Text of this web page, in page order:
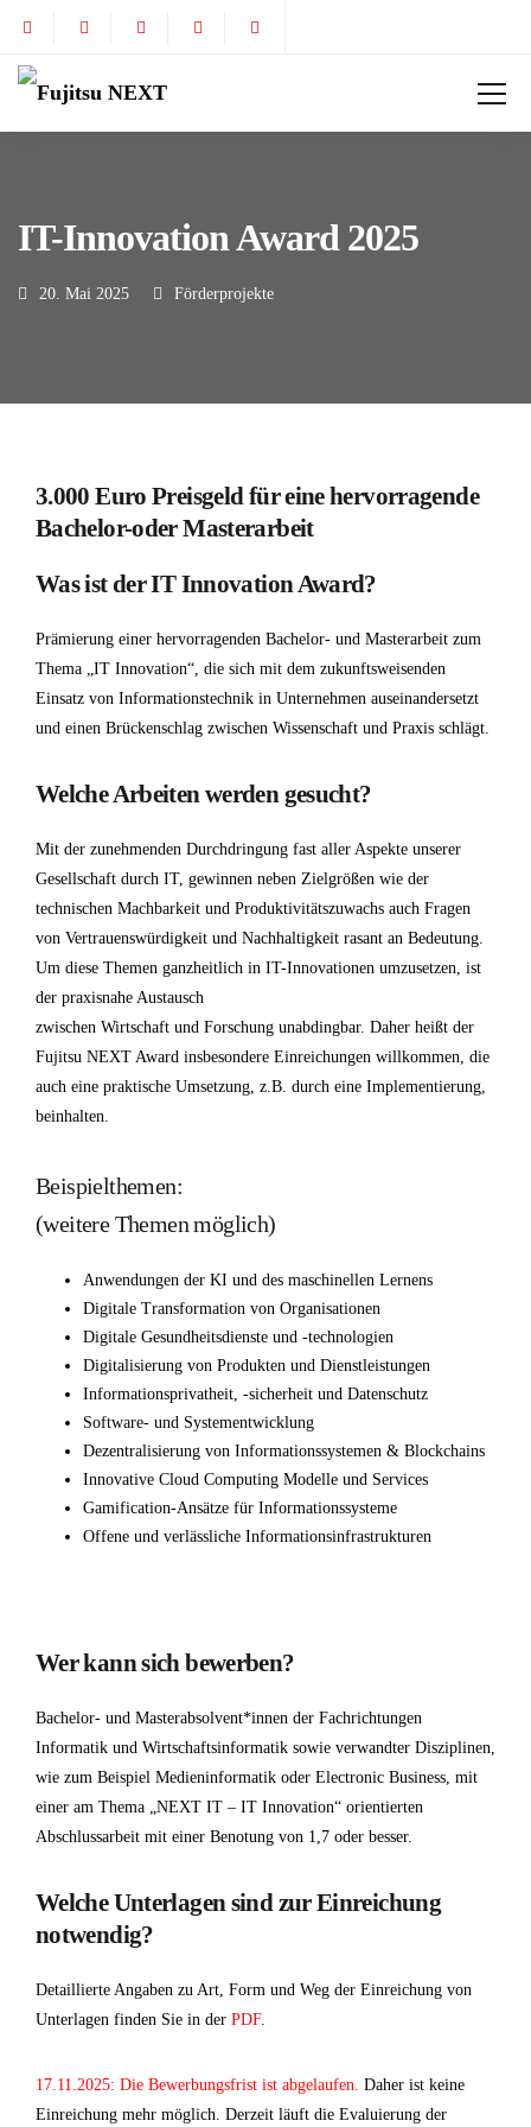
IT-Innovation Award 2025
20. Mai 2025 Förderprojekte
3.000 Euro Preisgeld für eine hervorragende
Bachelor-oder Masterarbeit
Was ist der IT Innovation Award?
Prämierung einer hervorragenden Bachelor- und Masterarbeit zum
Thema „IT Innovation“, die sich mit dem zukunftsweisenden
Einsatz von Informationstechnik in Unternehmen auseinandersetzt
und einen Brückenschlag zwischen Wissenschaft und Praxis schlägt.
Welche Arbeiten werden gesucht?
Mit der zunehmenden Durchdringung fast aller Aspekte unserer
Gesellschaft durch IT, gewinnen neben Zielgrößen wie der
technischen Machbarkeit und Produktivitätszuwachs auch Fragen
von Vertrauenswürdigkeit und Nachhaltigkeit rasant an Bedeutung.
Um diese Themen ganzheitlich in IT-Innovationen umzusetzen, ist
der praxisnahe Austausch
zwischen Wirtschaft und Forschung unabdingbar. Daher heißt der
Fujitsu NEXT Award insbesondere Einreichungen willkommen, die
auch eine praktische Umsetzung, z.B. durch eine Implementierung,
beinhalten.
Beispielthemen:
(weitere Themen möglich)
Anwendungen der KI und des maschinellen Lernens
Digitale Transformation von Organisationen
Digitale Gesundheitsdienste und -technologien
Digitalisierung von Produkten und Dienstleistungen
Informationsprivatheit, -sicherheit und Datenschutz
Software- und Systementwicklung
Dezentralisierung von Informationssystemen & Blockchains
Innovative Cloud Computing Modelle und Services
Gamification-Ansätze für Informationssysteme
Offene und verlässliche Informationsinfrastrukturen
Wer kann sich bewerben?
Bachelor- und Masterabsolvent*innen der Fachrichtungen
Informatik und Wirtschaftsinformatik sowie verwandter Disziplinen,
wie zum Beispiel Medieninformatik oder Electronic Business, mit
einer am Thema „NEXT IT – IT Innovation“ orientierten
Abschlussarbeit mit einer Benotung von 1,7 oder besser.
Welche Unterlagen sind zur Einreichung
notwendig?
Detaillierte Angaben zu Art, Form und Weg der Einreichung von
Unterlagen finden Sie in der PDF.
17.11.2025: Die Bewerbungsfrist ist abgelaufen. Daher ist keine
Einreichung mehr möglich. Derzeit läuft die Evaluierung der